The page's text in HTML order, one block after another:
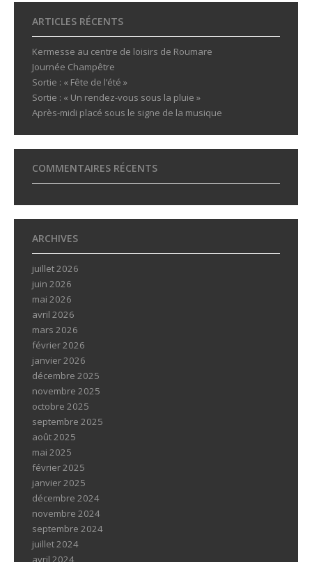
ARTICLES RÉCENTS
Kermesse au centre de loisirs de Roumare
Journée Champêtre
Sortie : « Fête de l’été »
Sortie : « Un rendez-vous sous la pluie »
Après-midi placé sous le signe de la musique
COMMENTAIRES RÉCENTS
ARCHIVES
juillet 2026
juin 2026
mai 2026
avril 2026
mars 2026
février 2026
janvier 2026
décembre 2025
novembre 2025
octobre 2025
septembre 2025
août 2025
mai 2025
février 2025
janvier 2025
décembre 2024
novembre 2024
septembre 2024
juillet 2024
avril 2024